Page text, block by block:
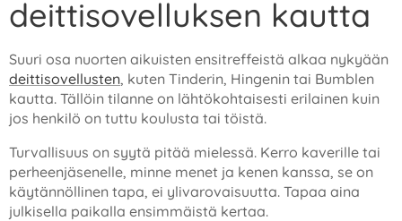
deittisovelluksen kautta
Suuri osa nuorten aikuisten ensitreffeistä alkaa nykyään
deittisovellusten, kuten Tinderin, Hingenin tai Bumblen
kautta. Tällöin tilanne on lähtökohtaisesti erilainen kuin
jos henkilö on tuttu koulusta tai töistä.
Turvallisuus on syytä pitää mielessä. Kerro kaverille tai
perheenjäsenelle, minne menet ja kenen kanssa, se on
käytännöllinen tapa, ei ylivarovaisuutta. Tapaa aina
julkisella paikalla ensimmäistä kertaa.